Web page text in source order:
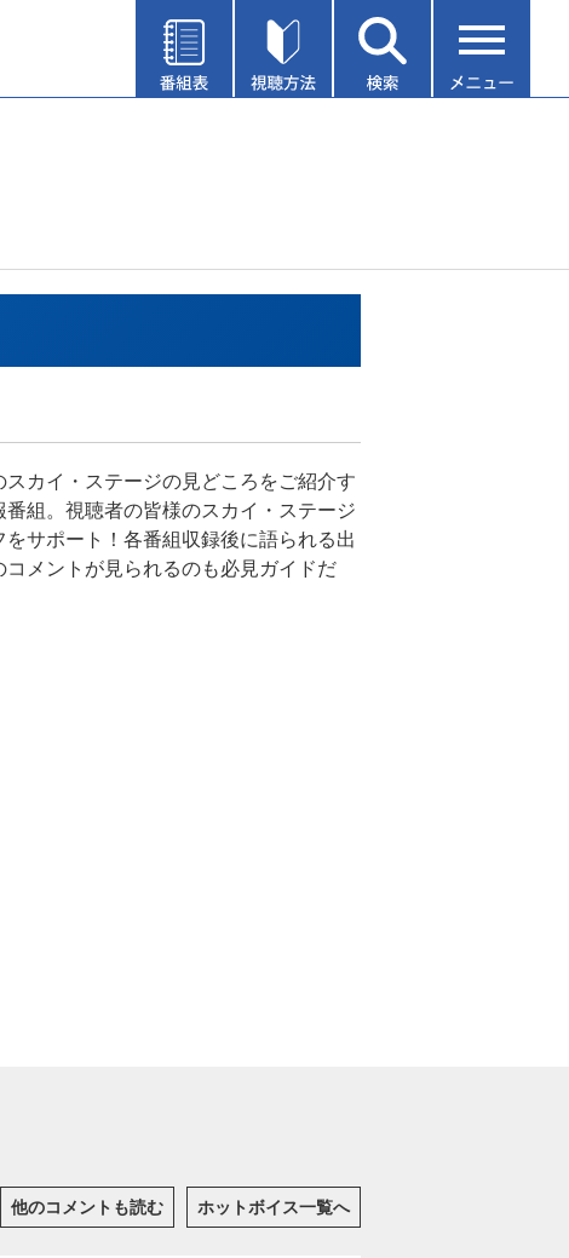
スカイ・ステージの見どころをご紹介す
番組。視聴者の皆様のスカイ・ステージ
をサポート！各番組収録後に語られる出
コメントが見られるのも必見ガイドだ
他のコメントも読む ホットボイス一覧へ